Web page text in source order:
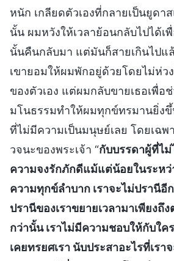
หนัก เกลียดตัวเองที่กลายเป็นยูดา
นั้น ผมหวังให้เวลาย้อนกลับไปได้เ
นั้นคืนกลับมา แต่มันก็สายเกินไปแ
เขายอมให้ผมพักอยู่ด้วยโดยไม่ห่ว
ของตัวเอง แต่ผมกลับขายเธอเพื่อ
มโนธรรมทำให้ผมทุกข์ทรมานยิ่งขึ้
ที่ไม่มีความเป็นมนุษย์เลย โดยเฉพ
วจนะของพระเจ้า “กับบรรดาผู้ที่ไม่
ความจงรักภักดีแม้แต่น้อยในระหว่
ความทุกข์ลำบาก เราจะไม่ปรานีอี
ปรานีของเราขยายเวลามาเพียงถึ
กว่านั้น เราไม่มีความชอบให้กับใ
เคยทรยศเรา นับประสาอะไรที่เร